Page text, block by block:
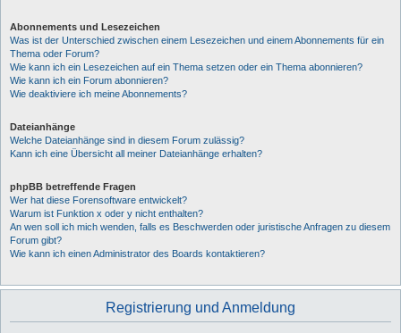
Abonnements und Lesezeichen
Was ist der Unterschied zwischen einem Lesezeichen und einem Abonnements für ein
Thema oder Forum?
Wie kann ich ein Lesezeichen auf ein Thema setzen oder ein Thema abonnieren?
Wie kann ich ein Forum abonnieren?
Wie deaktiviere ich meine Abonnements?
Dateianhänge
Welche Dateianhänge sind in diesem Forum zulässig?
Kann ich eine Übersicht all meiner Dateianhänge erhalten?
phpBB betreffende Fragen
Wer hat diese Forensoftware entwickelt?
Warum ist Funktion x oder y nicht enthalten?
An wen soll ich mich wenden, falls es Beschwerden oder juristische Anfragen zu diesem
Forum gibt?
Wie kann ich einen Administrator des Boards kontaktieren?
Registrierung und Anmeldung